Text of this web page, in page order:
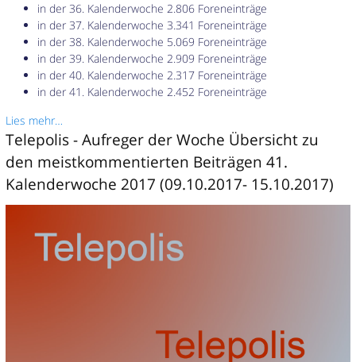
in der 36. Kalenderwoche 2.806 Foreneinträge
in der 37. Kalenderwoche 3.341 Foreneinträge
in der 38. Kalenderwoche 5.069 Foreneinträge
in der 39. Kalenderwoche 2.909 Foreneinträge
in der 40. Kalenderwoche 2.317 Foreneinträge
in der 41. Kalenderwoche 2.452 Foreneinträge
Lies mehr…
Telepolis - Aufreger der Woche Übersicht zu
den meistkommentierten Beiträgen 41.
Kalenderwoche 2017 (09.10.2017- 15.10.2017)